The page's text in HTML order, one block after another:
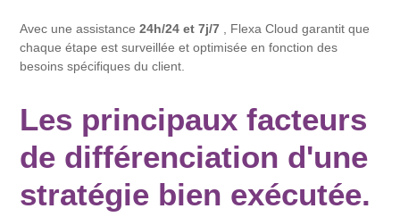
Avec une assistance24h/24 et 7j/7 , Flexa Cloud garantit que
chaque étape est surveillée et optimisée en fonction des
besoins spécifiques du client.
Les principaux facteurs
de différenciation d'une
stratégie bien exécutée.